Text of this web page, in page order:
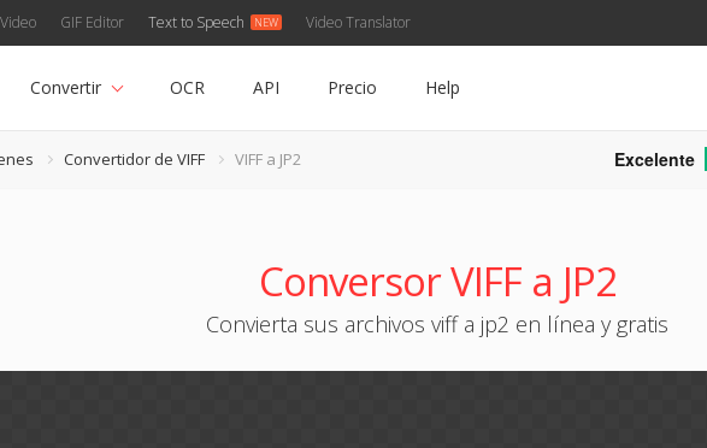
GIF Editor Text to Speech Video Translator
Convertir OCR API Precio Help
Convertidor de VIFF VIFF a JP2 Excelente
Conversor VIFF a JP2
Convierta sus archivos viff a jp2 en línea y gratis